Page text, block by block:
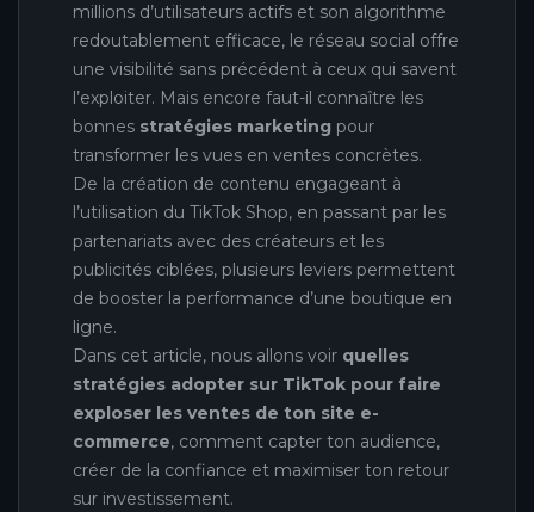
millions d’utilisateurs actifs et son algorithme
redoutablement efficace, le réseau social offre
une visibilité sans précédent à ceux qui savent
l’exploiter. Mais encore faut-il connaître les
bonnes stratégies marketing pour
transformer les vues en ventes concrètes.
De la création de contenu engageant à
l’utilisation du TikTok Shop, en passant par les
partenariats avec des créateurs et les
publicités ciblées, plusieurs leviers permettent
de booster la performance d’une boutique en
ligne.
Dans cet article, nous allons voir quelles
stratégies adopter sur TikTok pour faire
exploser les ventes de ton site e-
commerce, comment capter ton audience,
créer de la confiance et maximiser ton retour
sur investissement.